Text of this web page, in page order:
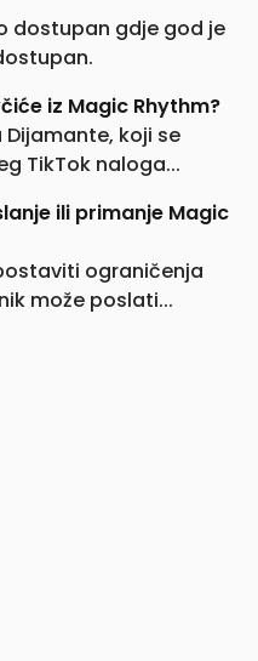
dostupan gdje god je
iz Magic Rhythm?
koji se
TikTok naloga...
ili primanje Magic
ograničenja
može poslati...